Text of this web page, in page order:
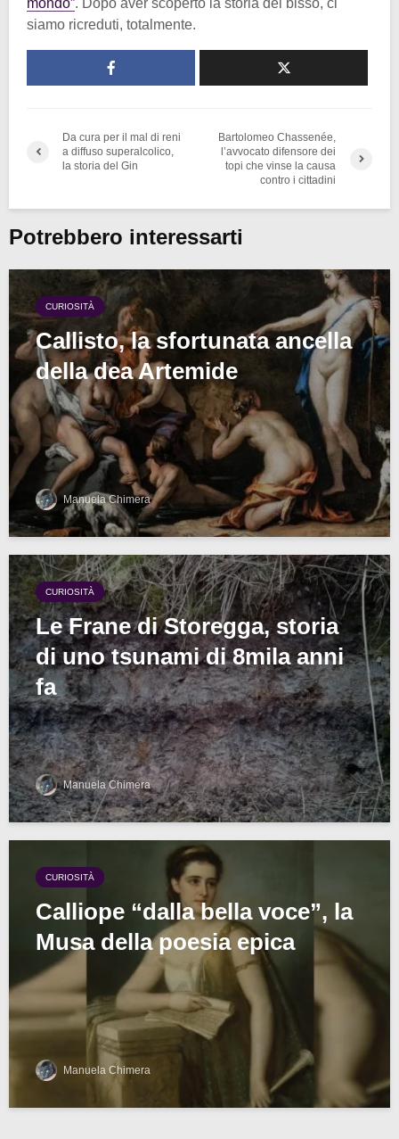
mondo”. Dopo aver scoperto la storia del bisso, ci
siamo ricreduti, totalmente.
Da cura per il mal di reni
a diffuso superalcolico,
la storia del Gin
Bartolomeo Chassenée,
l’avvocato difensore dei
topi che vinse la causa
contro i cittadini
Potrebbero interessarti
CURIOSITÀ
Callisto, la sfortunata ancella
della dea Artemide
Manuela Chimera
CURIOSITÀ
Le Frane di Storegga, storia
di uno tsunami di 8mila anni
fa
Manuela Chimera
CURIOSITÀ
Calliope “dalla bella voce”, la
Musa della poesia epica
Manuela Chimera